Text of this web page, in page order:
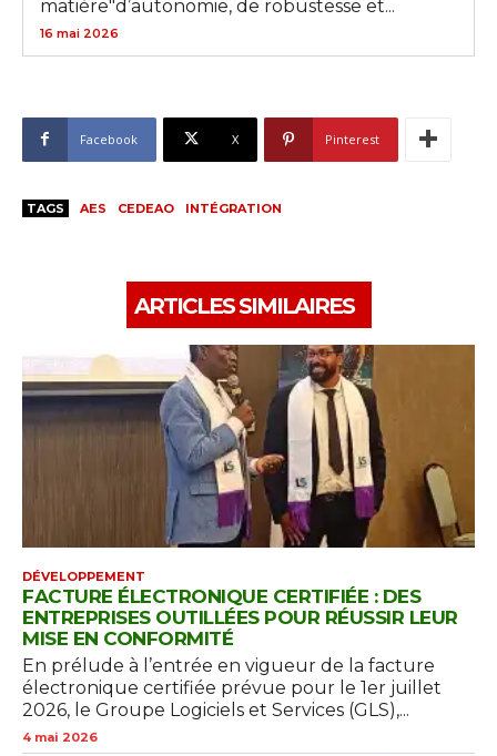
matière"d’autonomie, de robustesse et...
16 mai 2026
Facebook X Pinterest
TAGS AES CEDEAO INTÉGRATION
ARTICLES SIMILAIRES
DÉVELOPPEMENT
FACTURE ÉLECTRONIQUE CERTIFIÉE : DES
ENTREPRISES OUTILLÉES POUR RÉUSSIR LEUR
MISE EN CONFORMITÉ
En prélude à l’entrée en vigueur de la facture
électronique certifiée prévue pour le 1er juillet
2026, le Groupe Logiciels et Services (GLS),...
4 mai 2026